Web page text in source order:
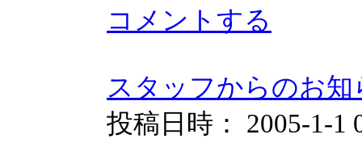
コメントする
スタッフからのお知
投稿日時： 2005-1-1